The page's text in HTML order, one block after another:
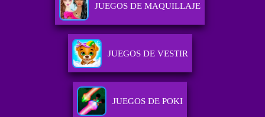
JUEGOS DE MAQUILLAJE
JUEGOS DE VESTIR
JUEGOS DE POKI